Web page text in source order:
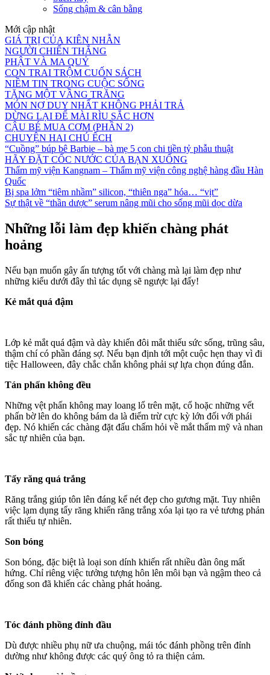
Sống chậm & cân bằng
Mới cập nhật
GIÁ TRỊ CỦA KIÊN NHẪN
NGƯỜI CHIẾN THẮNG
PHẬT VÀ MA QUỶ
CON TRAI TRỘM CUỐN SÁCH
NIỀM TIN TRONG CUỘC SỐNG
TẶNG MỘT VẦNG TRĂNG
MÓN NỢ DUY NHẤT KHÔNG PHẢI TRẢ
DỪNG LẠI ĐỂ MÀI RÌU SẮC HƠN
CẬU BÉ MUA CƠM (PHẦN 2)
CHUYỆN HAI CHÚ ẾCH
“Cuồng” búp bê Barbie – bà mẹ 5 con chi tiền tỷ phẫu thuật
HÃY ĐẶT CỐC NƯỚC CỦA BẠN XUỐNG
Thẩm mỹ viện Kangnam – Thẩm mỹ viện công nghệ hàng đầu Hàn
Quốc
Bị spa lởm “tiêm nhầm” silicon, “thiên nga” hóa… “vịt”
Sự thật về “thần dược” serum nâng mũi cho sống mũi dọc dừa
Những lỗi làm đẹp khiến chàng phát
hoảng
Nếu bạn muốn gây ấn tượng tốt với chàng mà lại làm đẹp như
những kiểu dưới đây thì tác dụng sẽ ngược lại đấy!
Kẻ mắt quá đậm
Lớp kẻ mắt quá đậm và dày khiến đôi mắt thiếu sức sống, trũng sâu,
thậm chí có phần đáng sợ. Nếu bạn định tới một cuộc hẹn thay vì đi
tiệc Halloween, đây chắc chắn không phải sự lựa chọn đúng đắn.
Tán phấn không đều
Những vệt phấn không may loang lổ trên mặt, cổ hoặc những vết
phấn bờ lên do không bám da là điểm trừ cực kỳ lớn đối với phái
đẹp. Nó khiến các chàng đặt đấu chấm hỏi về mắt thẩm mỹ và nhan
sắc tự nhiên của bạn.
Tẩy răng quá trắng
Răng trắng giúp tôn lên đáng kể nét đẹp cho gương mặt. Tuy nhiên
việc lạm dụng tẩy răng khiến răng trắng xóa lại tạo ra vẻ tương phản
rất thiếu tự nhiên.
Son bóng
Son bóng, đặc biệt là loại son dính khiến rất nhiều đàn ông mất
hứng. Chỉ riêng việc tưởng tượng hôn lên môi bạn và ngậm theo cả
đống son đã khiến các chàng phát hoảng.
Tóc đánh phồng đỉnh đầu
Dù được nhiều phụ nữ ưa chuộng, mái tóc đánh phồng trên đỉnh
dường như không được các quý ông tỏ ra thiện cảm.